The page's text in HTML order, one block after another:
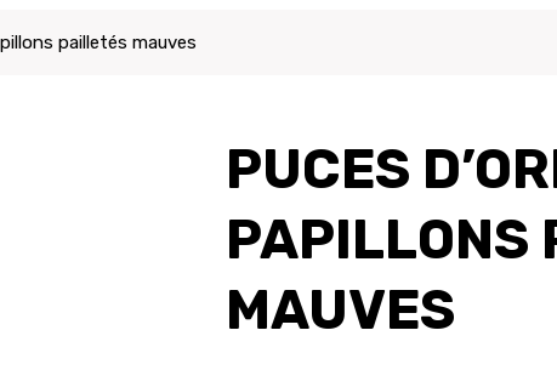
pailletés mauves
PUCES
PAPILLONS
MAUVES